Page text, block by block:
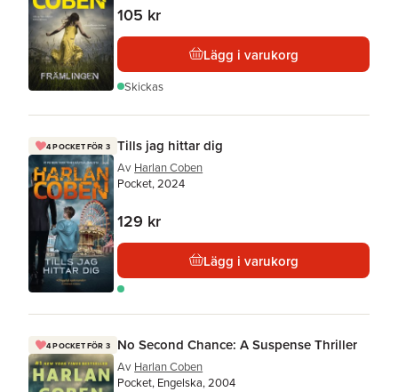
105 kr
Lägg i varukorg
Skickas
4 POCKET FÖR 3 Tills jag hittar dig
Av Harlan Coben
Pocket, 2024
129 kr
Lägg i varukorg
4 POCKET FÖR 3 No Second Chance: A Suspense Thriller
Av Harlan Coben
Pocket, Engelska, 2004